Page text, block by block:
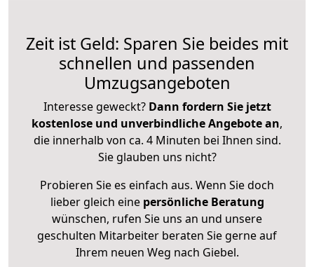
Zeit ist Geld: Sparen Sie beides mit
schnellen und passenden
Umzugsangeboten
Interesse geweckt? Dann fordern Sie jetzt
kostenlose und unverbindliche Angebote an,
die innerhalb von ca. 4 Minuten bei Ihnen sind.
Sie glauben uns nicht?
Probieren Sie es einfach aus. Wenn Sie doch
lieber gleich eine persönliche Beratung
wünschen, rufen Sie uns an und unsere
geschulten Mitarbeiter beraten Sie gerne auf
Ihrem neuen Weg nach Giebel.